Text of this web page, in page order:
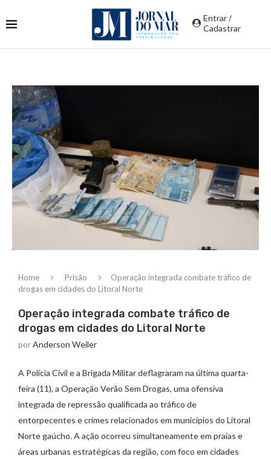
Entrar /
Cadastrar
Home Prisão
Operação integrada combate tráfico de
drogas em cidades do Litoral Norte
Operação integrada combate tráfico de
drogas em cidades do Litoral Norte
porAnderson Weiler
A Polícia Civil e a Brigada Militar deflagraram na última quarta-
feira (11), a Operação Verão Sem Drogas, uma ofensiva
integrada de repressão qualificada ao tráfico de
entorpecentes e crimes relacionados em municípios do Litoral
Norte gaúcho. A ação ocorreu simultaneamente em praias e
áreas urbanas estratégicas da região, com foco em cidades